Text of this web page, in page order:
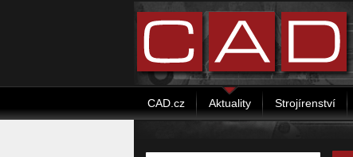
CAD.cz Aktuality Strojírenství